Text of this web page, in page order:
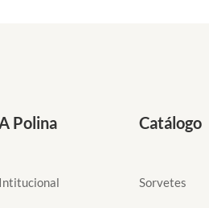
A Polina
Intitucional
Catálogo
Sorvetes